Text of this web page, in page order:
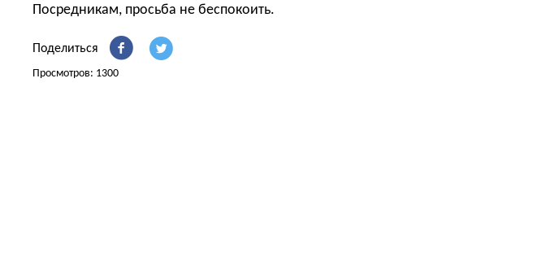
Посредникам, просьба не беспокоить.
Поделиться
Просмотров: 1300